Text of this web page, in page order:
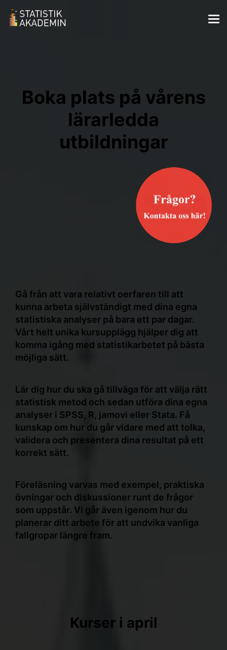
Boka plats på vårens
lärarledda
utbildningar
Gå från att vara relativt oerfaren till att
kunna arbeta självständigt med dina egna
statistiska analyser på bara ett par dagar.
Vårt helt unika kursupplägg hjälper dig att
komma igång med statistikarbetet på bästa
möjliga sätt.
Lär dig hur du ska gå tillväga för att välja rätt
statistisk metod och sedan utföra dina egna
analyser i SPSS, R, jamovi eller Stata. Få
kunskap om hur du går vidare med att tolka,
validera och presentera dina resultat på ett
korrekt sätt.
Föreläsning varvas med exempel, praktiska
övningar och diskussioner runt de frågor
som uppstår. Vi går även igenom hur du
planerar ditt arbete för att undvika vanliga
fallgropar längre fram.
Kurser i april